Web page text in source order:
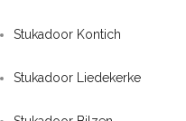
Stukadoor Kontich
Stukadoor Liedekerke